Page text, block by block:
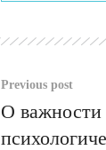
Previous post
О важности